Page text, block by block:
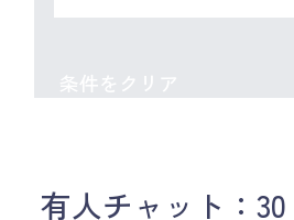
条件をクリア
有人チャット：30